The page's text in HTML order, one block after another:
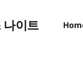
나이트